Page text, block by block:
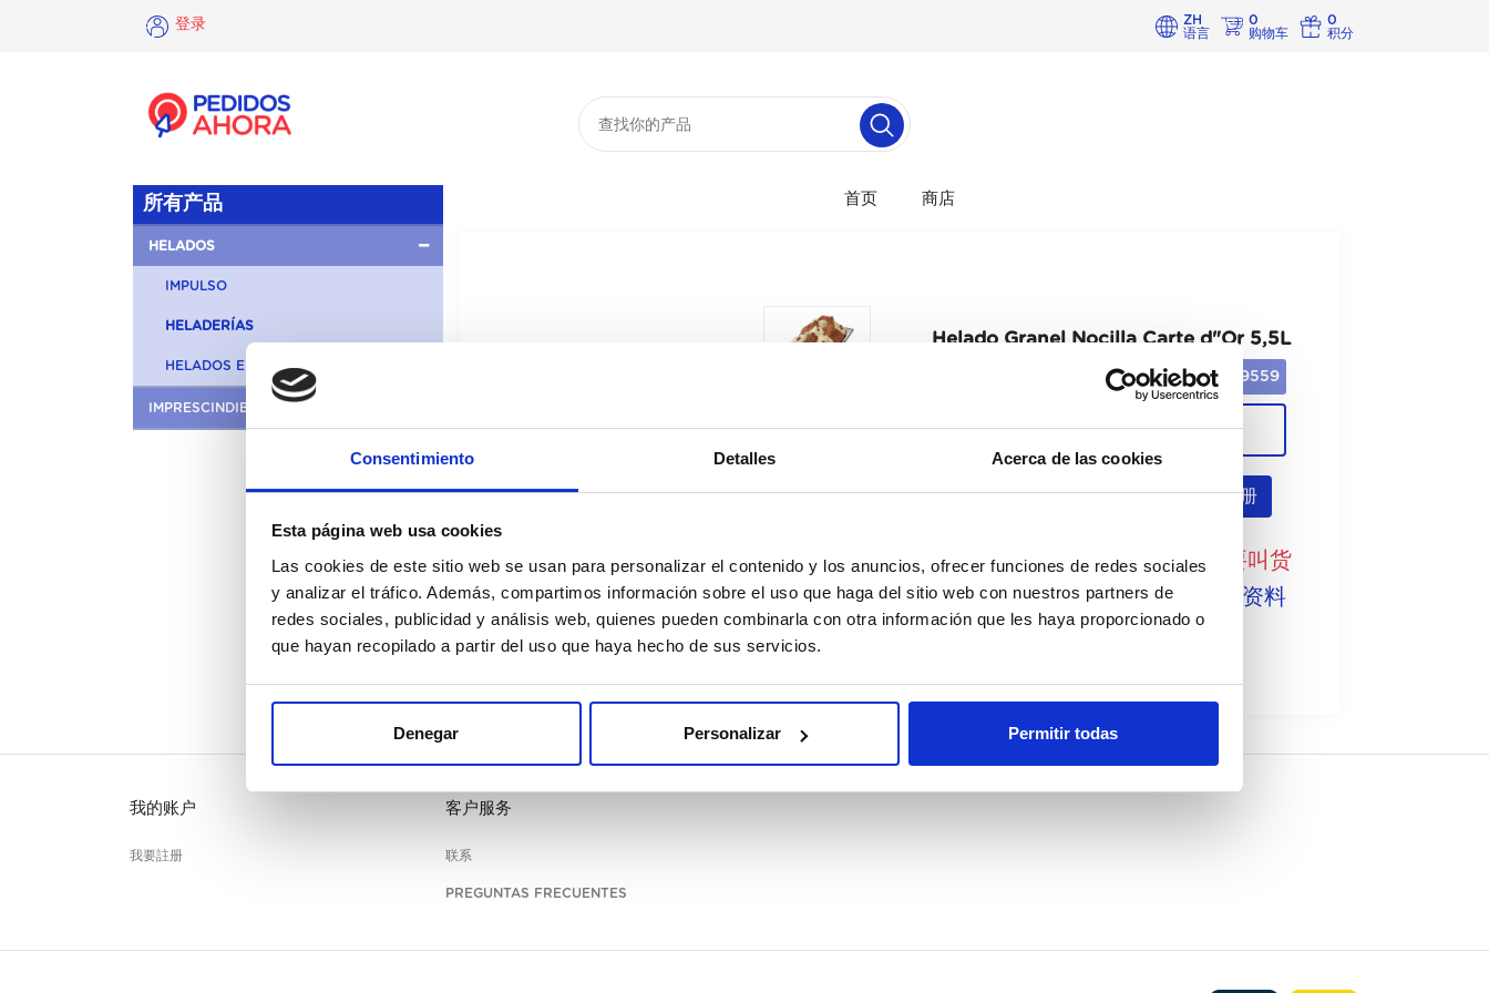
Consentimiento Detalles Acerca de las cookies
Esta página web usa cookies
Las cookies de este sitio web se usan para personalizar el contenido y los anuncios, ofrecer funciones de redes sociales
y analizar el tráfico. Además, compartimos información sobre el uso que haga del sitio web con nuestros partners de
redes sociales, publicidad y análisis web, quienes pueden combinarla con otra información que les haya proporcionado o
que hayan recopilado a partir del uso que haya hecho de sus servicios.
Denegar Personalizar Permitir todas
登录
ZH
语言
0
购物车
0
积分
所有产品
HELADOS
IMPULSO
HELADERÍAS
HELADOS EN CASA
IMPRESCINDIBLES EN TU COCINA
首页 商店
Helado Granel Nocilla Carte d"Or 5,5L
49559
Cajas
我要註册
没有现货，要叫货
见技术资料
我的账户
我要註册
客户服务
联系
PREGUNTAS FRECUENTES